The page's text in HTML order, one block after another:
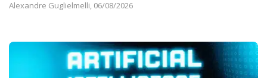
Alexandre Guglielmelli, 06/08/2026